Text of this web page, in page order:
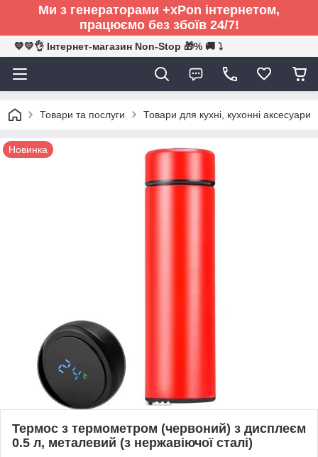
Ми з генераторами +xPon інтернетом,
працюємо без збоїв 24/7!
💙💛👌 Інтернет-магазин Non-Stop 🎁% 🚚 ⤵
Товари та послуги Товари для кухні, кухонні аксесуари
Новинка
Термос з термометром (червоний) з дисплеєм
0.5 л, металевий (з нержавіючої сталі)